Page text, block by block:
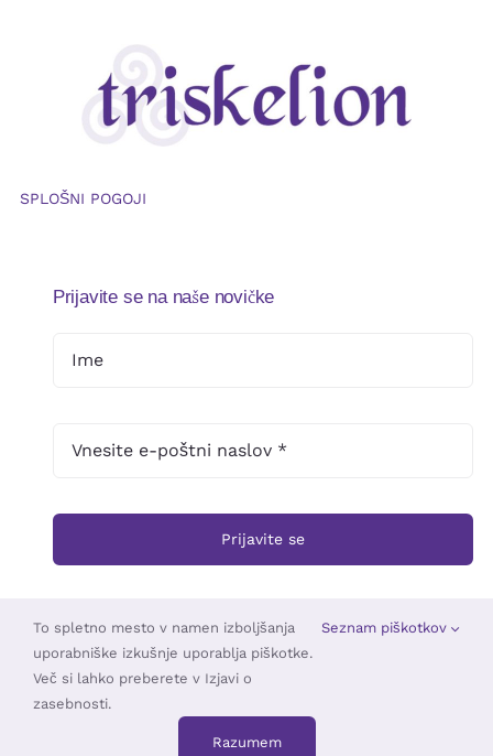
SPLOŠNI POGOJI
Prijavite se na naše novičke
Prijavite se
© 2025 •Založba Triskelion• Vse pravice pridržane •
To spletno mesto v namen izboljšanja
uporabniške izkušnje uporablja piškotke.
Več si lahko preberete v Izjavi o
zasebnosti.
Seznam piškotkov
Razumem